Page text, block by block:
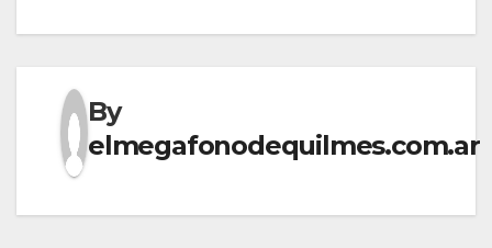
By
elmegafonodequilmes.com.ar